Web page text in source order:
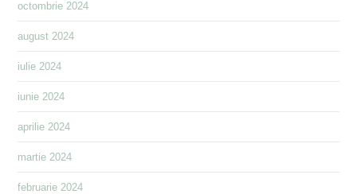
octombrie 2024
august 2024
iulie 2024
iunie 2024
aprilie 2024
martie 2024
februarie 2024